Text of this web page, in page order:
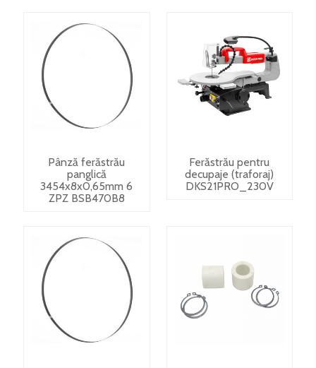
Pânză ferăstrău
panglică
3454x8x0,65mm 6
ZPZ BSB470B8
Ferăstrău pentru
decupaje (traforaj)
DKS21PRO_230V